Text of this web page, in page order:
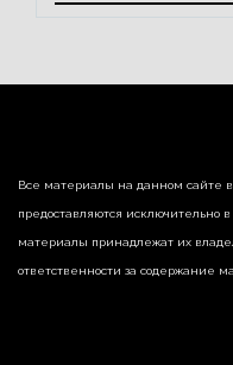
Все материалы на данном сайте
предоставляются исключительно
материалы принадлежат их
ответственности за содержание